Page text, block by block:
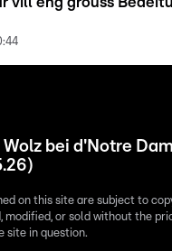
bei d'Notre
on this site are subject to
modified, or sold without the
site in question.